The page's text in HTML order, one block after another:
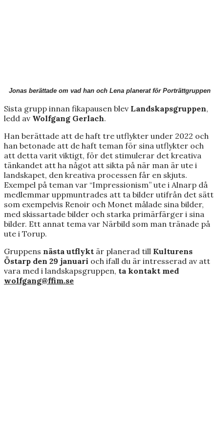
Jonas berättade om vad han och Lena planerat för Porträttgruppen
Sista grupp innan fikapausen blev Landskapsgruppen,
ledd av Wolfgang Gerlach.
Han berättade att de haft tre utflykter under 2022 och
han betonade att de haft teman för sina utflykter och
att detta varit viktigt, för det stimulerar det kreativa
tänkandet att ha något att sikta på när man är ute i
landskapet, den kreativa processen får en skjuts.
Exempel på teman var “Impressionism” ute i Alnarp då
medlemmar uppmuntrades att ta bilder utifrån det sätt
som exempelvis Renoir och Monet målade sina bilder,
med skissartade bilder och starka primärfärger i sina
bilder. Ett annat tema var Närbild som man tränade på
ute i Torup.
Gruppens nästa utflykt är planerad till Kulturens
Östarp den 29 januari och ifall du är intresserad av att
vara med i landskapsgruppen, ta kontakt med
wolfgang@ffim.se